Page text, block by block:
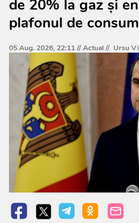
de 20% la gaz și
plafonul de consum
05 Aug. 2026, 22:11 //Actual// Ursu